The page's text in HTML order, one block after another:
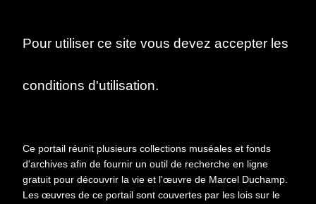
Pour utiliser ce site vous devez accepter les
conditions d'utilisation.
Ce portail réunit plusieurs collections muséales et fonds
d'archives afin de fournir un outil de recherche en ligne
gratuit pour découvrir la vie et l'œuvre de Marcel Duchamp.
Les œuvres de ce portail sont couvertes par les lois sur le